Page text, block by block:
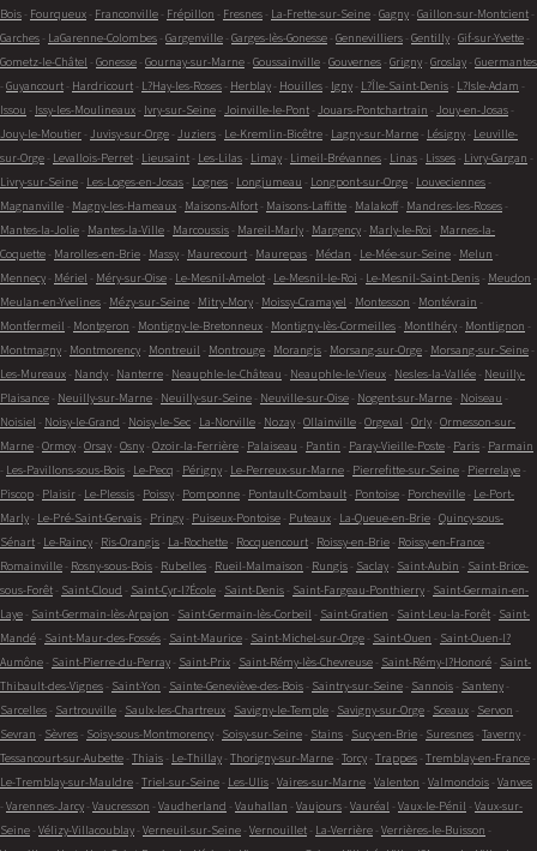
Bois - Fourqueux - Franconville - Frépillon - Fresnes - La-Frette-sur-Seine - Gagny - Gaillon-sur-Montcient -
Garches - LaGarenne-Colombes - Gargenville - Garges-lès-Gonesse - Gennevilliers - Gentilly - Gif-sur-Yvette -
Gometz-le-Châtel - Gonesse - Gournay-sur-Marne - Goussainville - Gouvernes - Grigny - Groslay - Guermantes
- Guyancourt - Hardricourt - L?Hay-les-Roses - Herblay - Houilles - Igny - L?Île-Saint-Denis - L?Isle-Adam -
Issou - Issy-les-Moulineaux - Ivry-sur-Seine - Joinville-le-Pont - Jouars-Pontchartrain - Jouy-en-Josas -
Jouy-le-Moutier - Juvisy-sur-Orge - Juziers - Le-Kremlin-Bicêtre - Lagny-sur-Marne - Lésigny - Leuville-
sur-Orge - Levallois-Perret - Lieusaint - Les-Lilas - Limay - Limeil-Brévannes - Linas - Lisses - Livry-Gargan -
Livry-sur-Seine - Les-Loges-en-Josas - Lognes - Longjumeau - Longpont-sur-Orge - Louveciennes -
Magnanville - Magny-les-Hameaux - Maisons-Alfort - Maisons-Laffitte - Malakoff - Mandres-les-Roses -
Mantes-la-Jolie - Mantes-la-Ville - Marcoussis - Mareil-Marly - Margency - Marly-le-Roi - Marnes-la-
Coquette - Marolles-en-Brie - Massy - Maurecourt - Maurepas - Médan - Le-Mée-sur-Seine - Melun -
Mennecy - Mériel - Méry-sur-Oise - Le-Mesnil-Amelot - Le-Mesnil-le-Roi - Le-Mesnil-Saint-Denis - Meudon -
Meulan-en-Yvelines - Mézy-sur-Seine - Mitry-Mory - Moissy-Cramayel - Montesson - Montévrain -
Montfermeil - Montgeron - Montigny-le-Bretonneux - Montigny-lès-Cormeilles - Montlhéry - Montlignon -
Montmagny - Montmorency - Montreuil - Montrouge - Morangis - Morsang-sur-Orge - Morsang-sur-Seine -
Les-Mureaux - Nandy - Nanterre - Neauphle-le-Château - Neauphle-le-Vieux - Nesles-la-Vallée - Neuilly-
Plaisance - Neuilly-sur-Marne - Neuilly-sur-Seine - Neuville-sur-Oise - Nogent-sur-Marne - Noiseau -
Noisiel - Noisy-le-Grand - Noisy-le-Sec - La-Norville - Nozay - Ollainville - Orgeval - Orly - Ormesson-sur-
Marne - Ormoy - Orsay - Osny - Ozoir-la-Ferrière - Palaiseau - Pantin - Paray-Vieille-Poste - Paris - Parmain
- Les-Pavillons-sous-Bois - Le-Pecq - Périgny - Le-Perreux-sur-Marne - Pierrefitte-sur-Seine - Pierrelaye -
Piscop - Plaisir - Le-Plessis - Poissy - Pomponne - Pontault-Combault - Pontoise - Porcheville - Le-Port-
Marly - Le-Pré-Saint-Gervais - Pringy - Puiseux-Pontoise - Puteaux - La-Queue-en-Brie - Quincy-sous-
Sénart - Le-Raincy - Ris-Orangis - La-Rochette - Rocquencourt - Roissy-en-Brie - Roissy-en-France -
Romainville - Rosny-sous-Bois - Rubelles - Rueil-Malmaison - Rungis - Saclay - Saint-Aubin - Saint-Brice-
sous-Forêt - Saint-Cloud - Saint-Cyr-l?École - Saint-Denis - Saint-Fargeau-Ponthierry - Saint-Germain-en-
Laye - Saint-Germain-lès-Arpajon - Saint-Germain-lès-Corbeil - Saint-Gratien - Saint-Leu-la-Forêt - Saint-
Mandé - Saint-Maur-des-Fossés - Saint-Maurice - Saint-Michel-sur-Orge - Saint-Ouen - Saint-Ouen-l?
Aumône - Saint-Pierre-du-Perray - Saint-Prix - Saint-Rémy-lès-Chevreuse - Saint-Rémy-l?Honoré - Saint-
Thibault-des-Vignes - Saint-Yon - Sainte-Geneviève-des-Bois - Saintry-sur-Seine - Sannois - Santeny -
Sarcelles - Sartrouville - Saulx-les-Chartreux - Savigny-le-Temple - Savigny-sur-Orge - Sceaux - Servon -
Sevran - Sèvres - Soisy-sous-Montmorency - Soisy-sur-Seine - Stains - Sucy-en-Brie - Suresnes - Taverny -
Tessancourt-sur-Aubette - Thiais - Le-Thillay - Thorigny-sur-Marne - Torcy - Trappes - Tremblay-en-France -
Le-Tremblay-sur-Mauldre - Triel-sur-Seine - Les-Ulis - Vaires-sur-Marne - Valenton - Valmondois - Vanves
- Varennes-Jarcy - Vaucresson - Vaudherland - Vauhallan - Vaujours - Vauréal - Vaux-le-Pénil - Vaux-sur-
Seine - Vélizy-Villacoublay - Verneuil-sur-Seine - Vernouillet - La-Verrière - Verrières-le-Buisson -